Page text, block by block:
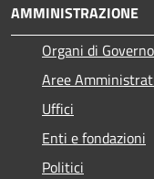
AMMINISTRAZIONE
Organi di Governo
Aree
Uffici
Enti e fondazioni
Politici